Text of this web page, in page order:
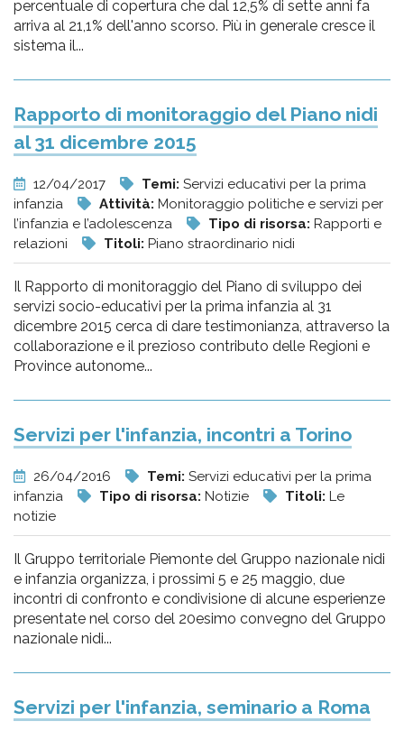
percentuale di copertura che dal 12,5% di sette anni fa
arriva al 21,1% dell'anno scorso. Più in generale cresce il
sistema il...
Rapporto di monitoraggio del Piano nidi
al 31 dicembre 2015
12/04/2017 Temi: Servizi educativi per la prima
infanzia
Attività: Monitoraggio politiche e servizi per
l’infanzia e l’adolescenza
Tipo di risorsa: Rapporti e
relazioni
Titoli: Piano straordinario nidi
Il Rapporto di monitoraggio del Piano di sviluppo dei
servizi socio-educativi per la prima infanzia al 31
dicembre 2015 cerca di dare testimonianza, attraverso la
collaborazione e il prezioso contributo delle Regioni e
Province autonome...
Servizi per l'infanzia, incontri a Torino
26/04/2016 Temi: Servizi educativi per la prima
infanzia
Tipo di risorsa: Notizie Titoli: Le
notizie
Il Gruppo territoriale Piemonte del Gruppo nazionale nidi
e infanzia organizza, i prossimi 5 e 25 maggio, due
incontri di confronto e condivisione di alcune esperienze
presentate nel corso del 20esimo convegno del Gruppo
nazionale nidi...
Servizi per l'infanzia, seminario a Roma